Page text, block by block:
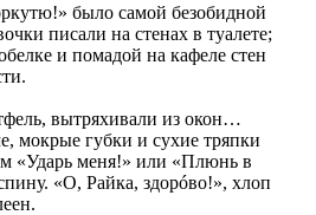
было самой безобидной
писали на стенах в туалете;
и помадой на кафеле стен
вытряхивали из окон…
мокрые губки и сухие тряпки
«Ударь меня!» или «Плюнь в
«О, Райка, здорóво!», хлоп